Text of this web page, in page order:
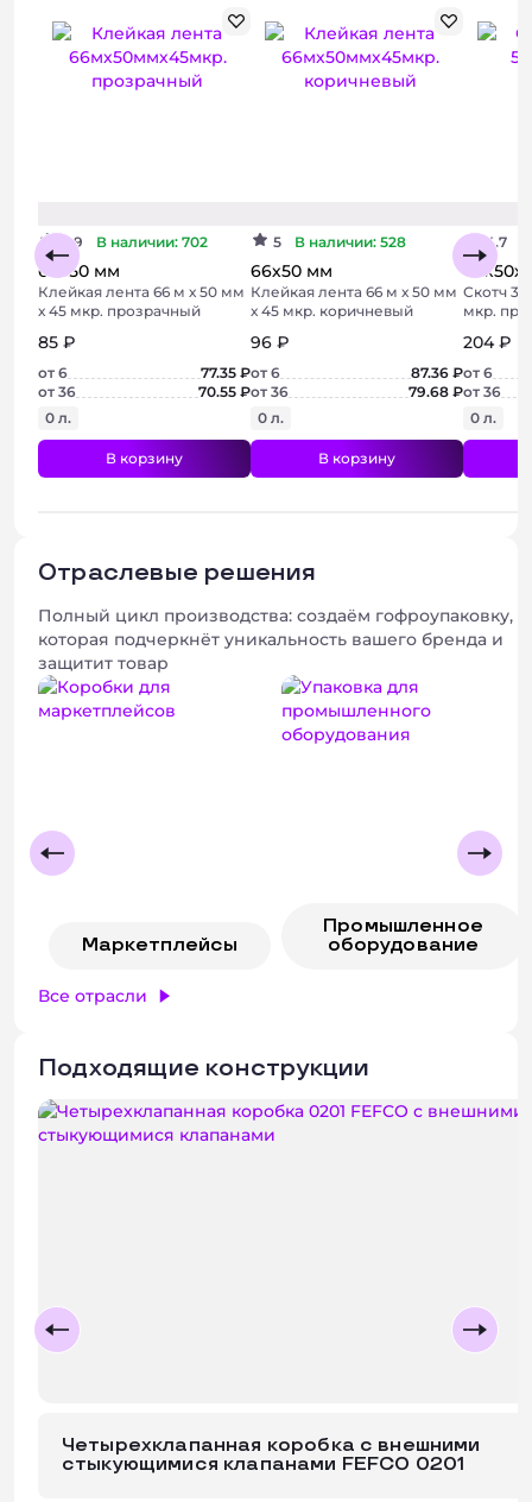
4.9 В наличии: 702
66х50 мм
Клейкая лента 66 м х 50 мм
х 45 мкр. прозрачный
85 ₽
от 6
77.35 ₽
от 36
70.55 ₽
0 л.
В корзину
5 В наличии: 528
66х50 мм
Клейкая лента 66 м х 50 мм
х 45 мкр. коричневый
96 ₽
от 6
87.36 ₽
от 36
79.68 ₽
0 л.
В корзину
4.7
Скотч
мкр.
204 ₽
от 6
от 36
0 л.
Отраслевые решения
Полный цикл производства: создаём гофроупаковку,
которая подчеркнёт уникальность вашего бренда и
защитит товар
Маркетплейсы
Промышленное
оборудование
Все отрасли
Подходящие конструкции
Четырехклапанная коробка с внешними
стыкующимися клапанами FEFCO 0201